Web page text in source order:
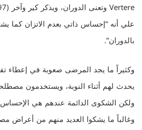
علي أنه “إحساس ذاتي بعدم الاتزان كما
بالدوران”.
وكثيراً ما يجد المرضى صعوبة في إعطاء
يحدث لهم أثناء النوبة، ويستخدمون
ولكن الشكوى الدائمة عندهم هي الإحساس
وغالباً ما يشكوا العديد منهم من أعراض